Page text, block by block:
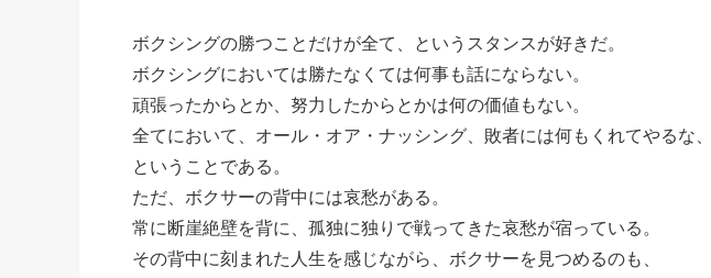
ボクシングの勝つことだけが全て、というスタンスが好きだ。
ボクシングにおいては勝たなくては何事も話にならない。
頑張ったからとか、努力したからとかは何の価値もない。
全てにおいて、オール・オア・ナッシング、敗者には何もくれてやるな、
ということである。
ただ、ボクサーの背中には哀愁がある。
常に断崖絶壁を背に、孤独に独りで戦ってきた哀愁が宿っている。
その背中に刻まれた人生を感じながら、ボクサーを見つめるのも、